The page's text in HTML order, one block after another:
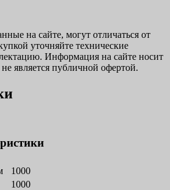
на сайте, могут отличаться от
уточняйте технические
Информация на сайте носит
является публичной офертой.
1000
1000